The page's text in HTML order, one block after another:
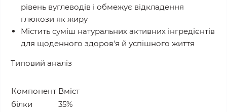
рівень вуглеводів і обмежує відкладення
глюкози як жиру
Містить суміш натуральних активних інгредієнтів
для щоденного здоров'я й успішного життя
Типовий аналіз
Компонент Вміст
білки
35%